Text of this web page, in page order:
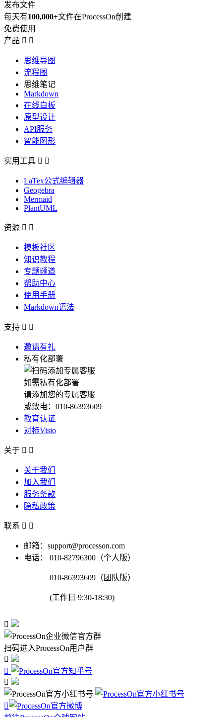
发布文件
每天有100,000+文件在ProcessOn创建
免费使用
产品  
思维导图
流程图
思维笔记
Markdown
在线白板
原型设计
API服务
智能图形
实用工具  
LaTex公式编辑器
Geogebra
Mermaid
PlantUML
资源  
模板社区
知识教程
专题频道
帮助中心
使用手册
Markdown语法
支持  
邀请有礼
私有化部署
如需私有化部署
请添加您的专属客服
或致电：010-86393609
教育认证
对标Visio
关于  
关于我们
加入我们
服务条款
隐私政策
联系  
邮箱：support@processon.com
电话：
010-82796300（个人版）
010-86393609（团队版）
(工作日 9:30-18:30)

扫码进入ProcessOn用户群



